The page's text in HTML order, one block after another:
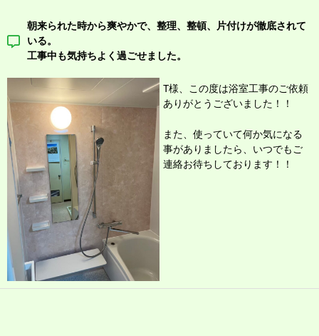
朝来られた時から爽やかで、整理、整頓、片付けが徹底されて
いる。
工事中も気持ちよく過ごせました。
T様、この度は浴室工事のご依頼
ありがとうございました！！
また、使っていて何か気になる
事がありましたら、いつでもご
連絡お待ちしております！！